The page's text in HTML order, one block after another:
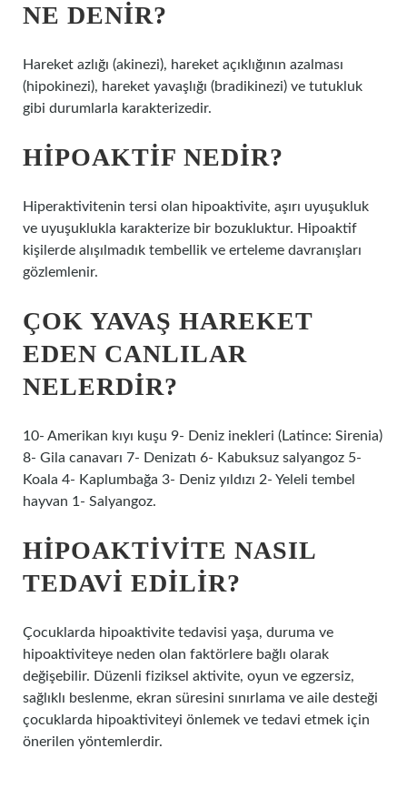
NE DENIR?
Hareket azlığı (akinezi), hareket açıklığının azalması
(hipokinezi), hareket yavaşlığı (bradikinezi) ve tutukluk
gibi durumlarla karakterizedir.
HIPOAKTIF NEDIR?
Hiperaktivitenin tersi olan hipoaktivite, aşırı uyuşukluk
ve uyuşuklukla karakterize bir bozukluktur. Hipoaktif
kişilerde alışılmadık tembellik ve erteleme davranışları
gözlemlenir.
ÇOK YAVAŞ HAREKET
EDEN CANLILAR
NELERDIR?
10- Amerikan kıyı kuşu 9- Deniz inekleri (Latince: Sirenia)
8- Gila canavarı 7- Denizatı 6- Kabuksuz salyangoz 5-
Koala 4- Kaplumbağa 3- Deniz yıldızı 2- Yeleli tembel
hayvan 1- Salyangoz.
HIPOAKTIVITE NASIL
TEDAVI EDILIR?
Çocuklarda hipoaktivite tedavisi yaşa, duruma ve
hipoaktiviteye neden olan faktörlere bağlı olarak
değişebilir. Düzenli fiziksel aktivite, oyun ve egzersiz,
sağlıklı beslenme, ekran süresini sınırlama ve aile desteği
çocuklarda hipoaktiviteyi önlemek ve tedavi etmek için
önerilen yöntemlerdir.